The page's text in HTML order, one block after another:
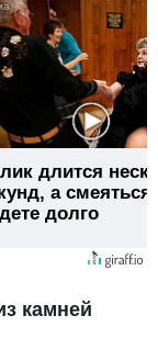
длится
а
долго
камней